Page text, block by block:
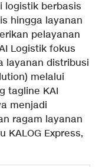
logistik berbasis
hingga layanan
pelayanan
Logistik fokus
layanan distribusi
melalui
tagline KAI
menjadi
ragam layanan
Express,